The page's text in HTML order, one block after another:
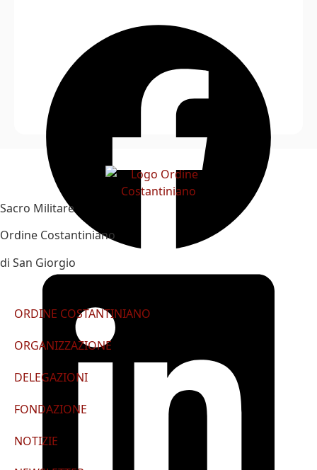
Sacro Militare
Ordine Costantiniano
di San Giorgio
ORDINE COSTANTINIANO
ORGANIZZAZIONE
DELEGAZIONI
FONDAZIONE
NOTIZIE